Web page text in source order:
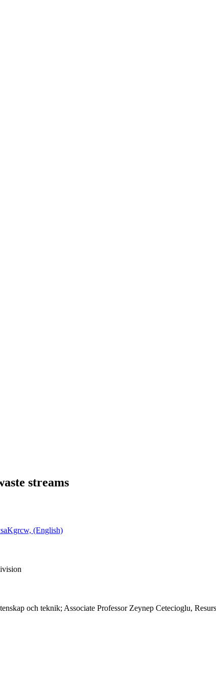
streams
(English)
och teknik; Associate Professor Zeynep Cetecioglu,